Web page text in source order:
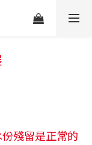
殘留是正常的